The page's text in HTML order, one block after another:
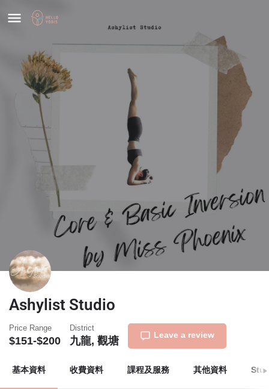
Ashylist Studio
Price Range
$151-$200
District
九龍, 觀塘 Leave a review
基本資料 收費資料 課程及服務 其他資料